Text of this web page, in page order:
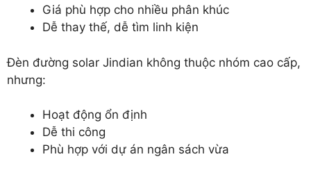
Giá phù hợp cho nhiều phân khúc
Dễ thay thế, dễ tìm linh kiện
Đèn đường solar Jindian không thuộc nhóm cao cấp,
nhưng:
Hoạt động ổn định
Dễ thi công
Phù hợp với dự án ngân sách vừa